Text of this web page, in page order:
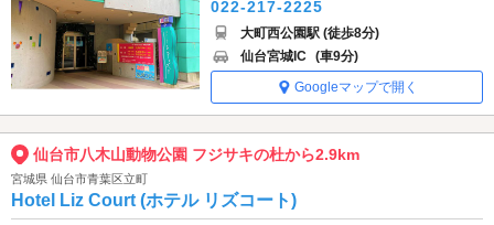
022-217-2225
大町西公園駅 (徒歩8分)
仙台宮城IC (車9分)
Googleマップで開く
仙台市八木山動物公園 フジサキの杜から2.9km
宮城県 仙台市青葉区立町
Hotel Liz Court (ホテル リズコート)